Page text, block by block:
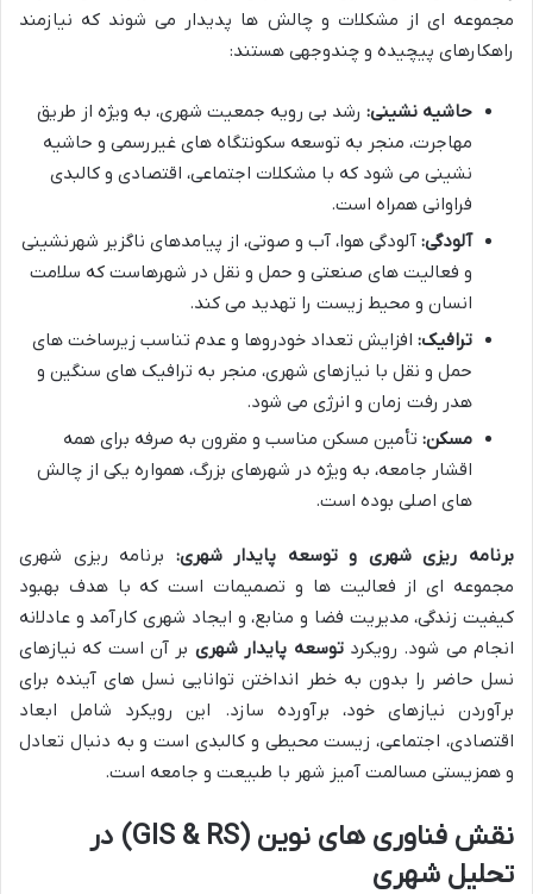
مجموعه ای از مشکلات و چالش ها پدیدار می شوند که نیازمند
راهکارهای پیچیده و چندوجهی هستند:
حاشیه نشینی: رشد بی رویه جمعیت شهری، به ویژه از طریق
مهاجرت، منجر به توسعه سکونتگاه های غیررسمی و حاشیه
نشینی می شود که با مشکلات اجتماعی، اقتصادی و کالبدی
فراوانی همراه است.
آلودگی: آلودگی هوا، آب و صوتی، از پیامدهای ناگزیر شهرنشینی
و فعالیت های صنعتی و حمل و نقل در شهرهاست که سلامت
انسان و محیط زیست را تهدید می کند.
ترافیک: افزایش تعداد خودروها و عدم تناسب زیرساخت های
حمل و نقل با نیازهای شهری، منجر به ترافیک های سنگین و
هدر رفت زمان و انرژی می شود.
مسکن: تأمین مسکن مناسب و مقرون به صرفه برای همه
اقشار جامعه، به ویژه در شهرهای بزرگ، همواره یکی از چالش
های اصلی بوده است.
برنامه ریزی شهری و توسعه پایدار شهری: برنامه ریزی شهری
مجموعه ای از فعالیت ها و تصمیمات است که با هدف بهبود
کیفیت زندگی، مدیریت فضا و منابع، و ایجاد شهری کارآمد و عادلانه
انجام می شود. رویکردتوسعه پایدار شهری بر آن است که نیازهای
نسل حاضر را بدون به خطر انداختن توانایی نسل های آینده برای
برآوردن نیازهای خود، برآورده سازد. این رویکرد شامل ابعاد
اقتصادی، اجتماعی، زیست محیطی و کالبدی است و به دنبال تعادل
و همزیستی مسالمت آمیز شهر با طبیعت و جامعه است.
نقش فناوری های نوین (GIS & RS) در
تحلیل شهری